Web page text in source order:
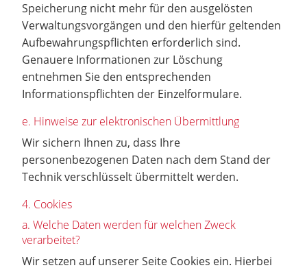
Speicherung nicht mehr für den ausgelösten
Verwaltungsvorgängen und den hierfür geltenden
Aufbewahrungspflichten erforderlich sind.
Genauere Informationen zur Löschung
entnehmen Sie den entsprechenden
Informationspflichten der Einzelformulare.
e. Hinweise zur elektronischen Übermittlung
Wir sichern Ihnen zu, dass Ihre
personenbezogenen Daten nach dem Stand der
Technik verschlüsselt übermittelt werden.
4. Cookies
a. Welche Daten werden für welchen Zweck
verarbeitet?
Wir setzen auf unserer Seite Cookies ein. Hierbei